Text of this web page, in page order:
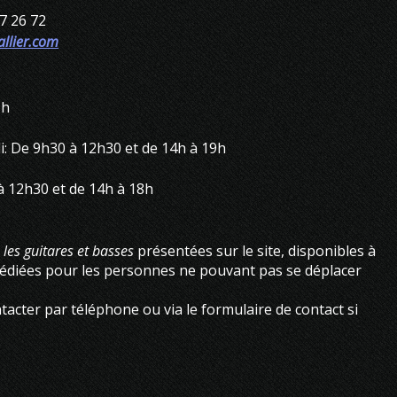
26 72
De 9h30 à 12h30 et de 14h à 19h
12h30 et de 14h à 18h
guitares et basses présentées sur le site, disponibles à
pour les personnes ne pouvant pas se déplacer
par téléphone ou via le formulaire de contact si